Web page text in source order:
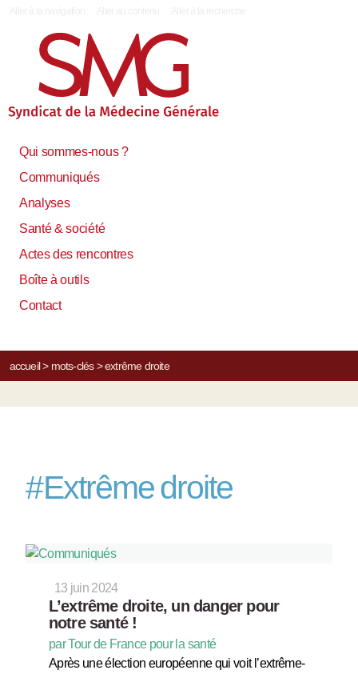
Qui sommes-nous ?
Communiqués
Analyses
Santé & société
Actes des rencontres
Boîte à outils
Contact
accueil> mots-clés> extrême droite
#Extrême droite
13 juin 2024
L’extrême droite, un danger pour
notre santé !
par Tour de France pour la santé
Après une élection européenne qui voit l’extrême-